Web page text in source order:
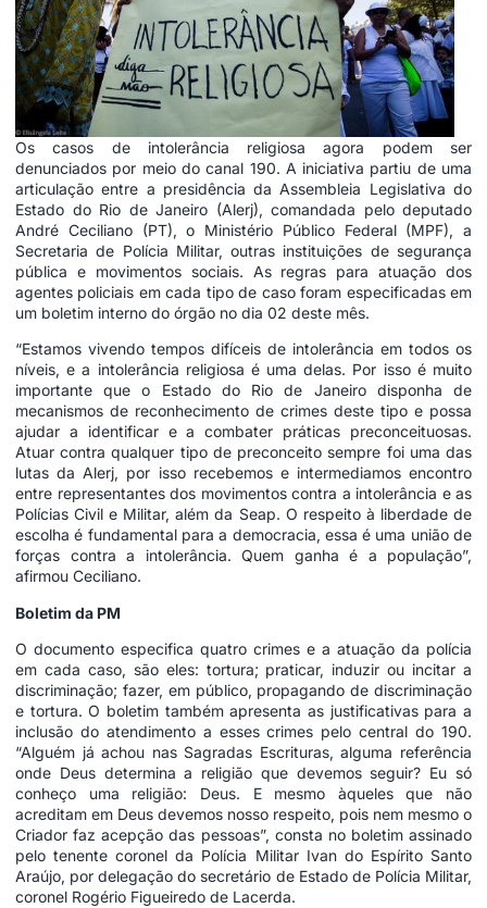
Os casos de intolerância religiosa agora podem ser
denunciados por meio do canal 190. A iniciativa partiu de uma
articulação entre a presidência da Assembleia Legislativa do
Estado do Rio de Janeiro (Alerj), comandada pelo deputado
André Ceciliano (PT), o Ministério Público Federal (MPF), a
Secretaria de Polícia Militar, outras instituições de segurança
pública e movimentos sociais. As regras para atuação dos
agentes policiais em cada tipo de caso foram especificadas em
um boletim interno do órgão no dia 02 deste mês.
“Estamos vivendo tempos difíceis de intolerância em todos os
níveis, e a intolerância religiosa é uma delas. Por isso é muito
importante que o Estado do Rio de Janeiro disponha de
mecanismos de reconhecimento de crimes deste tipo e possa
ajudar a identificar e a combater práticas preconceituosas.
Atuar contra qualquer tipo de preconceito sempre foi uma das
lutas da Alerj, por isso recebemos e intermediamos encontro
entre representantes dos movimentos contra a intolerância e as
Polícias Civil e Militar, além da Seap. O respeito à liberdade de
escolha é fundamental para a democracia, essa é uma união de
forças contra a intolerância. Quem ganha é a população”,
afirmou Ceciliano.
Boletim da PM
O documento especifica quatro crimes e a atuação da polícia
em cada caso, são eles: tortura; praticar, induzir ou incitar a
discriminação; fazer, em público, propagando de discriminação
e tortura. O boletim também apresenta as justificativas para a
inclusão do atendimento a esses crimes pelo central do 190.
“Alguém já achou nas Sagradas Escrituras, alguma referência
onde Deus determina a religião que devemos seguir? Eu só
conheço uma religião: Deus. E mesmo àqueles que não
acreditam em Deus devemos nosso respeito, pois nem mesmo o
Criador faz acepção das pessoas”, consta no boletim assinado
pelo tenente coronel da Polícia Militar Ivan do Espírito Santo
Araújo, por delegação do secretário de Estado de Polícia Militar,
coronel Rogério Figueiredo de Lacerda.